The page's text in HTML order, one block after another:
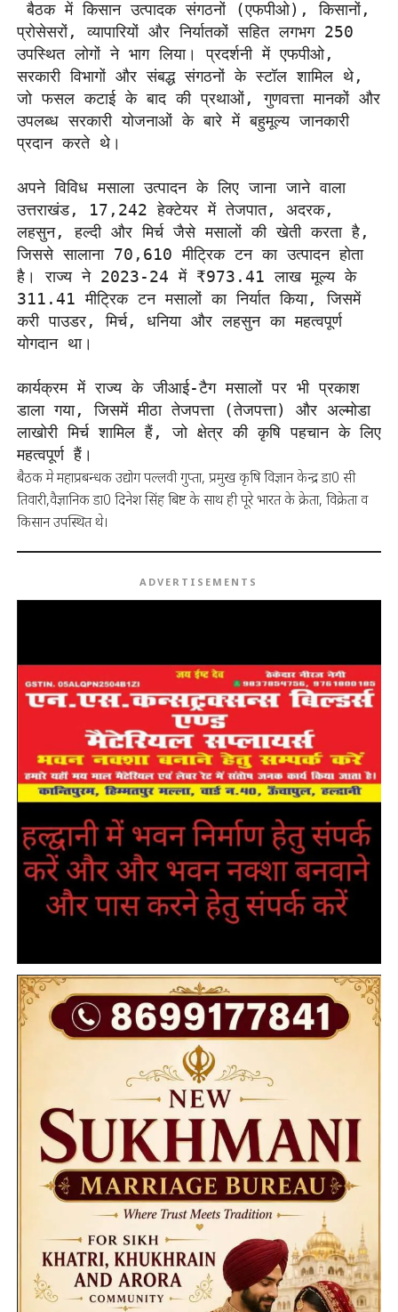
बैठक में किसान उत्पादक संगठनों (एफपीओ), किसानों,
प्रोसेसरों, व्यापारियों और निर्यातकों सहित लगभग 250
उपस्थित लोगों ने भाग लिया। प्रदर्शनी में एफपीओ,
सरकारी विभागों और संबद्ध संगठनों के स्टॉल शामिल थे,
जो फसल कटाई के बाद की प्रथाओं, गुणवत्ता मानकों और
उपलब्ध सरकारी योजनाओं के बारे में बहुमूल्य जानकारी
प्रदान करते थे।
अपने विविध मसाला उत्पादन के लिए जाना जाने वाला
उत्तराखंड, 17,242 हेक्टेयर में तेजपात, अदरक,
लहसुन, हल्दी और मिर्च जैसे मसालों की खेती करता है,
जिससे सालाना 70,610 मीट्रिक टन का उत्पादन होता
है। राज्य ने 2023-24 में ₹973.41 लाख मूल्य के
311.41 मीट्रिक टन मसालों का निर्यात किया, जिसमें
करी पाउडर, मिर्च, धनिया और लहसुन का महत्वपूर्ण
योगदान था।
कार्यक्रम में राज्य के जीआई-टैग मसालों पर भी प्रकाश
डाला गया, जिसमें मीठा तेजपत्ता (तेजपत्ता) और अल्मोडा
लाखोरी मिर्च शामिल हैं, जो क्षेत्र की कृषि पहचान के लिए
महत्वपूर्ण हैं।
बैठक मे महाप्रबन्धक उद्योग पल्लवी गुप्ता, प्रमुख कृषि विज्ञान केन्द्र डा0 सी
तिवारी,वैज्ञानिक डा0 दिनेश सिंह बिष्ट के साथ ही पूरे भारत के क्रेता, विक्रेता व
किसान उपस्थित थे।
ADVERTISEMENTS